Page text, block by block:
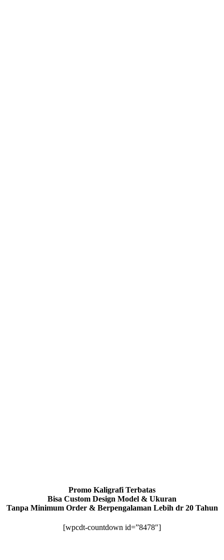
Promo Kaligrafi Terbatas
Bisa Custom Design Model & Ukuran
Tanpa Minimum Order & Berpengalaman Lebih dr 20 Tahun
[wpcdt-countdown id=”8478″]